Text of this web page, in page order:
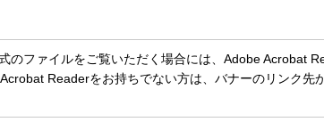
のファイルをご覧いただく場合には、Adobe Acrobat
Readerをお持ちでない方は、バナーのリンク先